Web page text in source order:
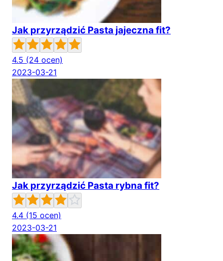
Jak przyrządzić Pasta jajeczna fit?
4.5 (24 ocen)
2023-03-21
Jak przyrządzić Pasta rybna fit?
4.4 (15 ocen)
2023-03-21